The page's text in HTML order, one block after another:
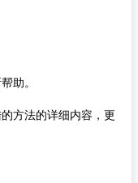
助。
方法的详细内容，更